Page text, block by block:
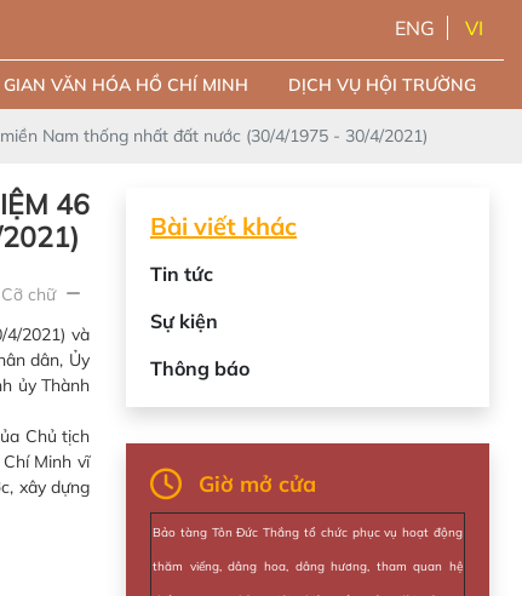
ENG VI
GIAN VĂN HÓA HỒ CHÍ MINH DỊCH VỤ HỘI TRƯỜNG
Nam thống nhất đất nước (30/4/1975 - 30/4/2021)
46
Cỡ chữ
2021) và
dân, Ủy
ủy Thành
Chủ tịch
Minh vĩ
xây dựng
Bài viết khác
Tin tức
Sự kiện
Thông báo
Giờ mở cửa
Bảo tàng Tôn Đức Thắng tổ chức phục vụ hoạt động
thăm viếng, dâng hoa, dâng hương, tham quan hệ